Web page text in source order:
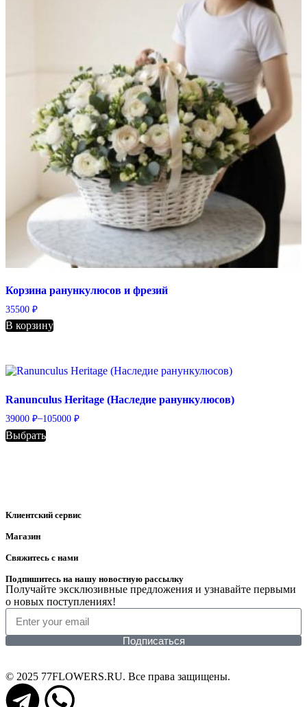
Корзина ранункулюсов и фрезий
35500 ₽
В корзину
Ranunculus Heritage (Наследие ранункулюсов)
39000 ₽–105000 ₽
Выбрать
Клиентский сервис
Магазин
Свяжитесь с нами
Подпишитесь на нашу новостную рассылку
Получайте эксклюзивные предложения и узнавайте первыми
о новых поступлениях!
Подписаться
© 2025 77FLOWERS.RU. Все права защищены.